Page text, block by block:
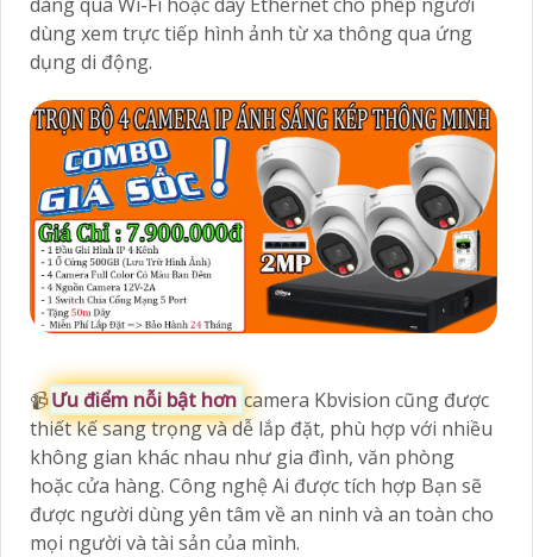
dàng qua Wi-Fi hoặc dây Ethernet cho phép người
dùng xem trực tiếp hình ảnh từ xa thông qua ứng
dụng di động.
📹Ưu điểm nỗi bật hơn camera Kbvision cũng được
thiết kế sang trọng và dễ lắp đặt, phù hợp với nhiều
không gian khác nhau như gia đình, văn phòng
hoặc cửa hàng. Công nghệ Ai được tích hợp Bạn sẽ
được người dùng yên tâm về an ninh và an toàn cho
mọi người và tài sản của mình.